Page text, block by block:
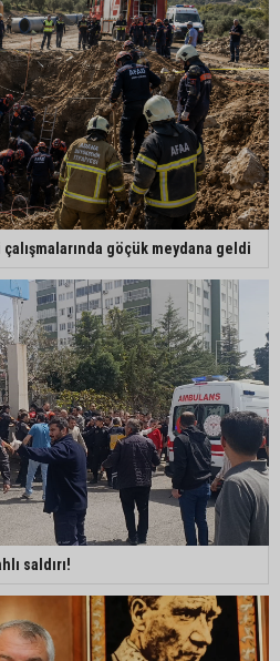
İl Başkanı Hakan Yıldırım:
dil uzatmak sizin haddinize değildir”
13 yaşındaki Ela Nur şelalede hayatını
NASA astronotu Deniz Burnham uzaya
üreticilere yangın ve anız uyarısı
yağlık ayçiçeği hasadı başladı
göçük meydana geldi
saldırı!